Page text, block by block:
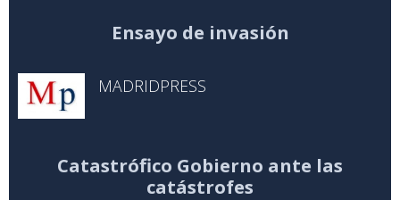
Ensayo de invasión
MADRIDPRESS
Catastrófico Gobierno ante las
catástrofes